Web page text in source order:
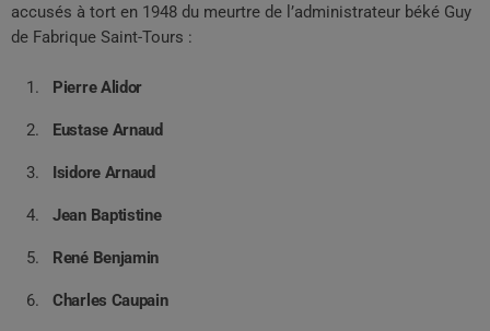
accusés à tort en 1948 du meurtre de l’administrateur béké Guy
de Fabrique Saint-Tours :
Pierre Alidor
Eustase Arnaud
Isidore Arnaud
Jean Baptistine
René Benjamin
Charles Caupain